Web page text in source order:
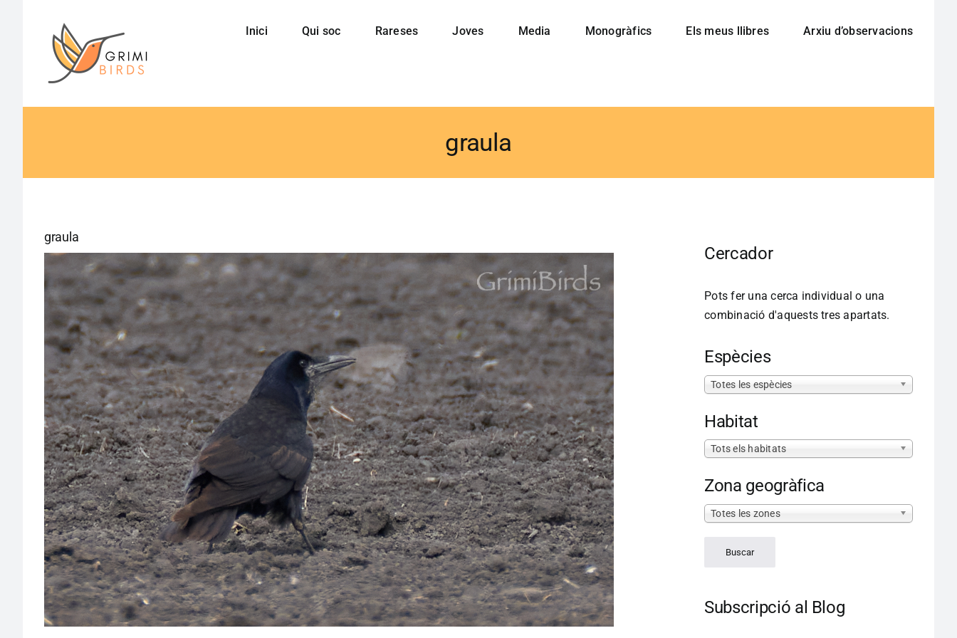
Inici Qui soc Rareses Joves Media Monogràfics Els meus llibres Arxiu d’observacions
graula
graula
Cercador
Pots fer una cerca individual o una
combinació d'aquests tres apartats.
Espècies
Totes les espècies
Habitat
Tots els habitats
Zona geogràfica
Totes les zones
Subscripció al Blog